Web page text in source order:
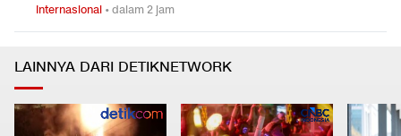
Internasional •dalam 2 jam
LAINNYA DARI DETIKNETWORK